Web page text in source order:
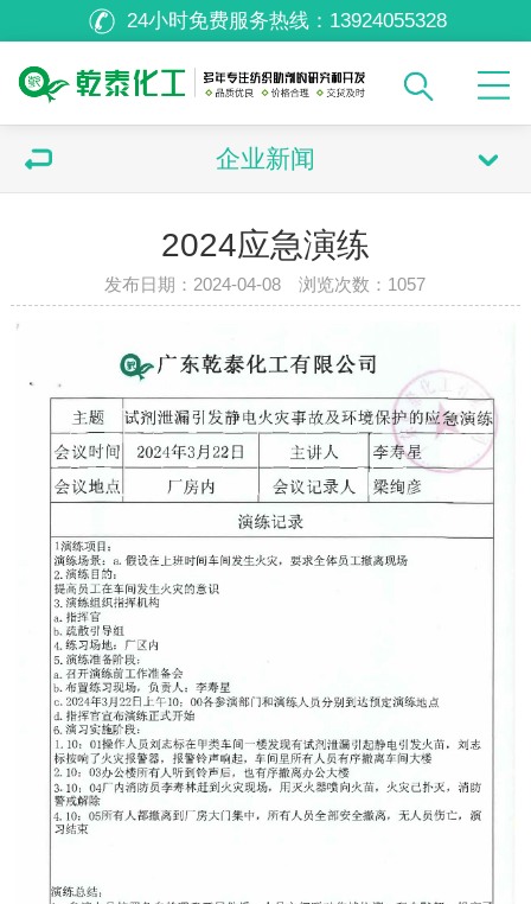
24小时免费服务热线： 13924055328
企业新闻
2024应急演练
发布日期：2024-04-08 浏览次数： 1057